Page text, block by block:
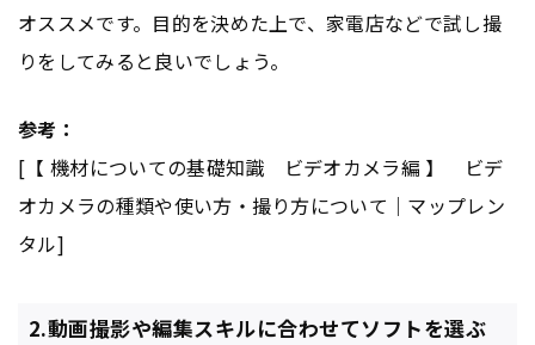
オススメです。目的を決めた上で、家電店などで試し撮
りをしてみると良いでしょう。
参考：
[【 機材についての基礎知識 ビデオカメラ編 】 ビデ
オカメラの種類や使い方・撮り方について｜マップレン
タル]
2.動画撮影や編集スキルに合わせてソフトを選ぶ